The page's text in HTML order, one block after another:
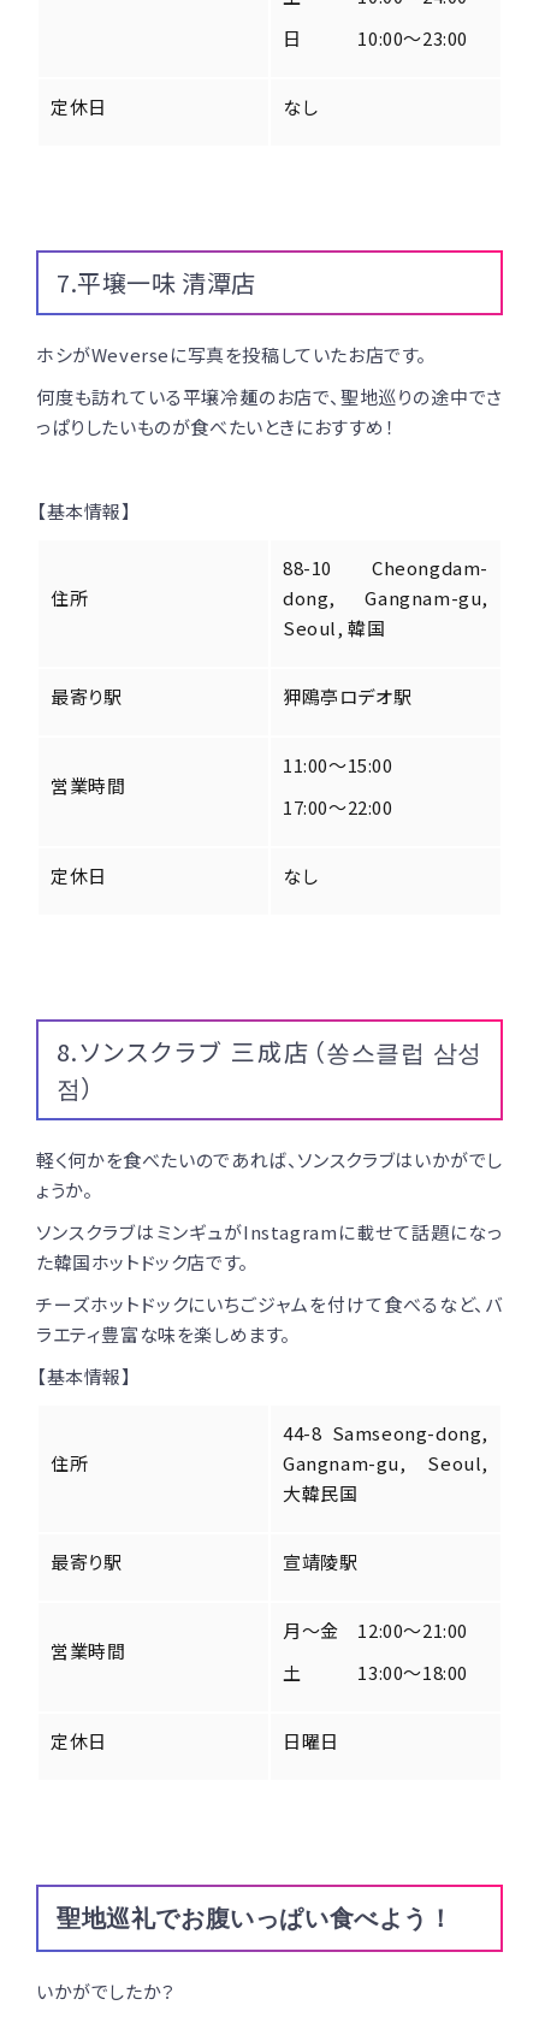
日 10:00～23:00
定休日 なし
7.平壌一味 清潭店
ホシがWeverseに写真を投稿していたお店です。
何度も訪れている平壌冷麺のお店で、聖地巡りの途中でさ
っぱりしたいものが食べたいときにおすすめ！
【基本情報】
住所
88-10 Cheongdam-
dong, Gangnam-gu,
Seoul, 韓国
最寄り駅 狎鴎亭ロデオ駅
営業時間
11:00～15:00
17:00～22:00
定休日 なし
8.ソンスクラブ 三成店（쏭스클럽 삼성
점）
軽く何かを食べたいのであれば、ソンスクラブはいかがでし
ょうか。
ソンスクラブはミンギュがInstagramに載せて話題になっ
た韓国ホットドック店です。
チーズホットドックにいちごジャムを付けて食べるなど、バ
ラエティ豊富な味を楽しめます。
【基本情報】
住所
44-8 Samseong-dong,
Gangnam-gu, Seoul,
大韓民国
最寄り駅 宣靖陵駅
営業時間
月～金 12:00～21:00
土 13:00～18:00
定休日 日曜日
聖地巡礼でお腹いっぱい食べよう！
いかがでしたか？